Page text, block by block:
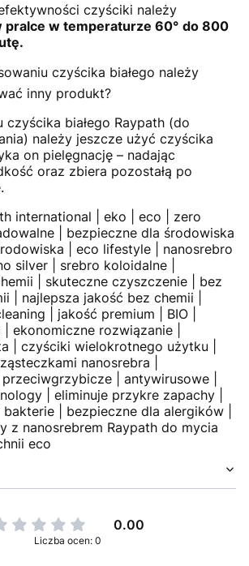
czyściki należy
pralce w temperaturze 60° do 800
czyścika białego należy
inny produkt?
czyścika białego Raypath (do
należy jeszcze użyć czyścika
on pielęgnację – nadając
oraz zbiera pozostałą po
international | eko | eco | zero
| bezpieczne dla środowiska
| eco lifestyle | nanosrebro
silver | srebro koloidalne |
| skuteczne czyszczenie | bez
| najlepsza jakość bez chemii |
| jakość premium | BIO |
ekonomiczne rozwiązanie |
| czyściki wielokrotnego użytku |
nanosrebra |
| antywirusowe |
| eliminuje przykre zapachy |
| bezpieczne dla alergików |
z nanosrebrem Raypath do mycia
eco
0.00
Liczba ocen: 0